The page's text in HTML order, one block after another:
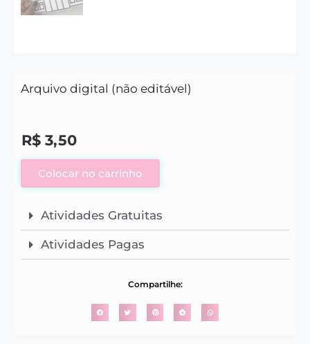
Arquivo digital (não editável)
R$ 3,50
Colocar no carrinho
Atividades Gratuitas
Atividades Pagas
Compartilhe: